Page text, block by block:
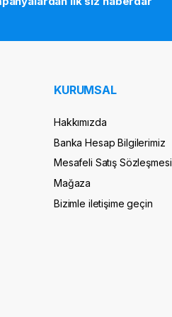
KURUMSAL
Hakkımızda
Banka Hesap Bilgilerimiz
Mesafeli Satış Sözleşmesi
Mağaza
Bizimle iletişime geçin